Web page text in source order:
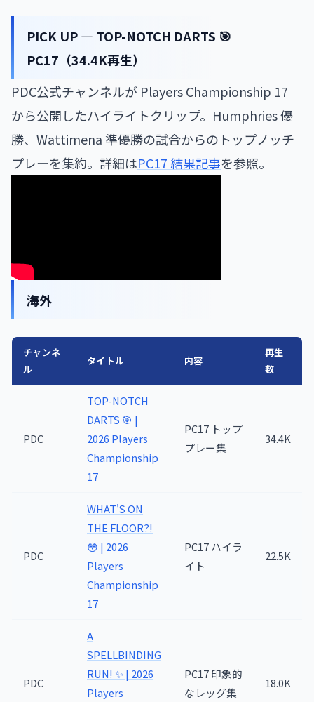
PICK UP — TOP-NOTCH DARTS 🎯
PC17（34.4K再生）
PDC公式チャンネルが Players Championship 17
から公開したハイライトクリップ。Humphries 優
勝、Wattimena 準優勝の試合からのトップノッチ
プレーを集約。詳細はPC17 結果記事を参照。
海外
チャンネ
ル
タイトル 内容
再生
数
PDC
TOP-NOTCH
DARTS 🎯 |
2026 Players
Championship
17
PC17 トップ
プレー集
34.4K
PDC
WHAT'S ON
THE FLOOR?!
😳 | 2026
Players
Championship
17
PC17 ハイラ
イト
22.5K
PDC
A
SPELLBINDING
RUN! ✨ | 2026
Players
PC17 印象的
なレッグ集
18.0K